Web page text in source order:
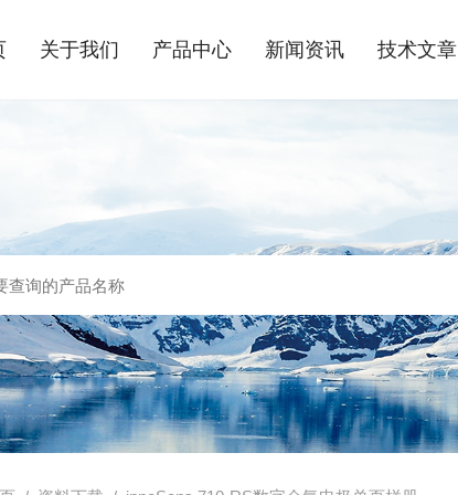
关于我们 产品中心 新闻资讯 技术文章